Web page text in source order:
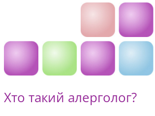
Хто такий алерголог?